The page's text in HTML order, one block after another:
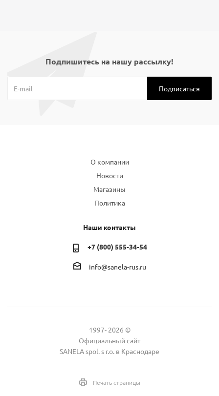
Подпишитесь на нашу рассылку!
О компании
Новости
Магазины
Политика
Наши контакты
+7 (800) 555-34-54
info@sanela-rus.ru
1997- 2026 ©
Официальный сайт
SANELA spol. s r.o. в Краснодаре
Печать страницы